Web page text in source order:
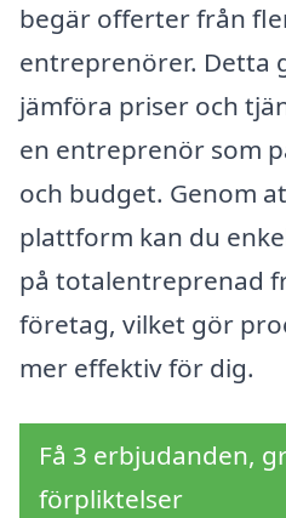
begär offerter från
entreprenörer. Detta
jämföra priser och
en entreprenör som
och budget. Genom
plattform kan du
på totalentreprenad
företag, vilket gör
mer effektiv för dig.
Få 3 erbjudanden,
förpliktelser